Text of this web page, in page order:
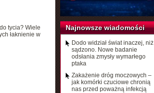
tycia? Wiele
łaknienie w
Najnowsze wiadomości
Dodo widział świat inaczej, niż
sądzono. Nowe badanie
odsłania zmysły wymarłego
ptaka
Zakażenie dróg moczowych –
jak komórki czuciowe chronią
nas przed poważną infekcją